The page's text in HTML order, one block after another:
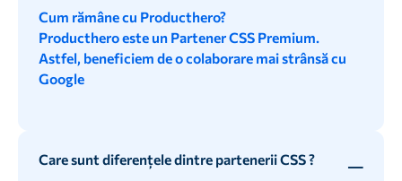
Cum rămâne cu Producthero?
Producthero este un Partener CSS Premium.
Astfel, beneficiem de o colaborare mai strânsă cu
Google
Care sunt diferențele dintre partenerii CSS ?